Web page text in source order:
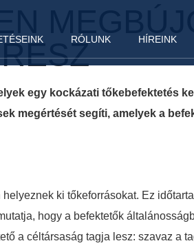
RÓLUNK HÍREINK
egy kockázati tőkebefektetés
megértését segíti, amelyek a
ki tőkeforrásokat. Ez
hogy a befektetők
a céltársaság tagja lesz: szavaz a